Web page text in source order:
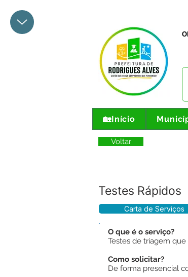
🏡Início
Voltar
Testes Rápidos
Carta de Serviços
O que é o serviço?
Testes de triagem
Como solicitar?
De forma presencial